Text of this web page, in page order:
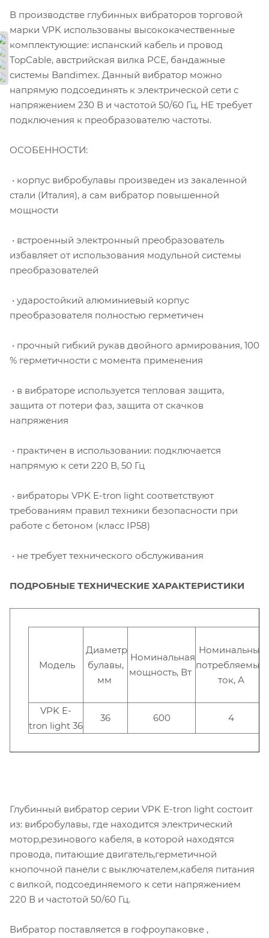
В производстве глубинных вибраторов торговой
марки VPK использованы высококачественные
комплектующие: испанский кабель и провод
TopCable, австрийская вилка PCE, бандажные
системы Bandimex. Данный вибратор можно
напрямую подсоединять к электрической сети с
напряжением 230 В и частотой 50/60 Гц, НЕ требует
подключения к преобразователю частоты.
ОСОБЕННОСТИ:
• корпус вибробулавы произведен из закаленной
стали (Италия), а сам вибратор повышенной
мощности
• встроенный электронный преобразователь
избавляет от использования модульной системы
преобразователей
• ударостойкий алюминиевый корпус
преобразователя полностью герметичен
• прочный гибкий рукав двойного армирования, 100
% герметичности с момента применения
• в вибраторе используется тепловая защита,
защита от потери фаз, защита от скачков
напряжения
• практичен в использовании: подключается
напрямую к сети 220 В, 50 Гц
• вибраторы VPK E-tron light соответствуют
требованиям правил техники безопасности при
работе с бетоном (класс IP58)
• не требует технического обслуживания
ПОДРОБНЫЕ ТЕХНИЧЕСКИЕ ХАРАКТЕРИСТИКИ
Модель
Диаметр
булавы,
мм
Номинальная
мощность, Вт
Номинальный
потребляемый
ток, А
VPK E-
tron light 36
36 600 4
Глубинный вибратор серии VPK E-tron light состоит
из: вибробулавы, где находится электрический
мотор,резинового кабеля, в которой находятся
провода, питающие двигатель,герметичной
кнопочной панели с выключателем,кабеля питания
с вилкой, подсоединяемого к сети напряжением
220 В и частотой 50/60 Гц.
Вибратор поставляется в гофроупаковке ,